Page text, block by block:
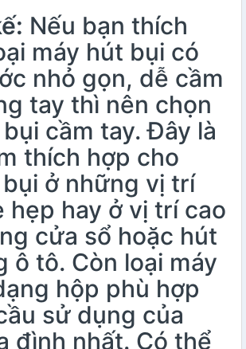
Nếu bạn thích
máy hút bụi có
nhỏ gọn, dễ cầm
tay thì nên chọn
cầm tay. Đây là
thích hợp cho
ở những vị trí
hẹp hay ở vị trí cao
cửa sổ hoặc hút
ô tô. Còn loại máy
hộp phù hợp
sử dụng của
đình nhất. Có thể